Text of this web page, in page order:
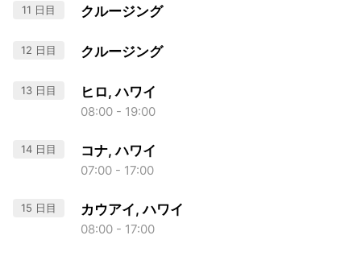
11 日目 クルージング
12 日目 クルージング
13 日目 ヒロ, ハワイ
08:00 - 19:00
14 日目 コナ, ハワイ
07:00 - 17:00
15 日目 カウアイ, ハワイ
08:00 - 17:00